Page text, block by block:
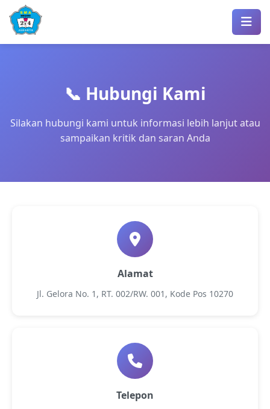
📞 Hubungi Kami
Silakan hubungi kami untuk informasi lebih lanjut atau
sampaikan kritik dan saran Anda
Alamat
Jl. Gelora No. 1, RT. 002/RW. 001, Kode Pos 10270
Telepon